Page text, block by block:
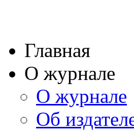
Главная
О журнале
О журнале
Об